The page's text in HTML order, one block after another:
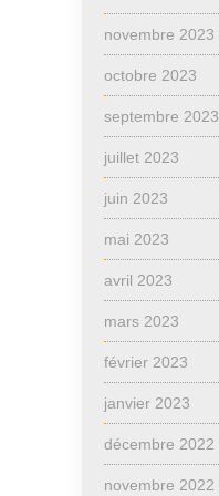
novembre 2023
octobre 2023
septembre 2023
juillet 2023
juin 2023
mai 2023
avril 2023
mars 2023
février 2023
janvier 2023
décembre 2022
novembre 2022